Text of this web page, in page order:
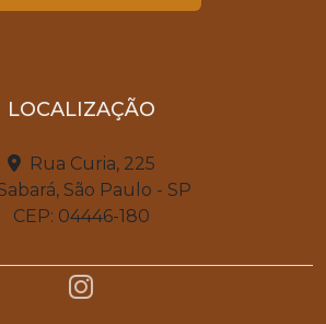
LOCALIZAÇÃO
Rua Curia, 225
São Paulo - SP
CEP: 04446-180